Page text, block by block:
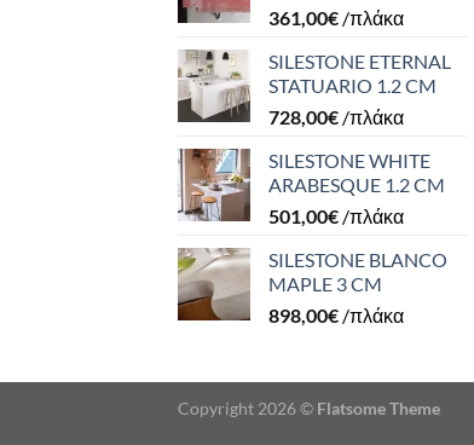
361,00€ /πλάκα
SILESTONE ETERNAL
STATUARIO 1.2 CM
728,00€ /πλάκα
SILESTONE WHITE
ARABESQUE 1.2 CM
501,00€ /πλάκα
SILESTONE BLANCO
MAPLE 3 CM
898,00€ /πλάκα
Copyright 2026 © Flatsome Theme